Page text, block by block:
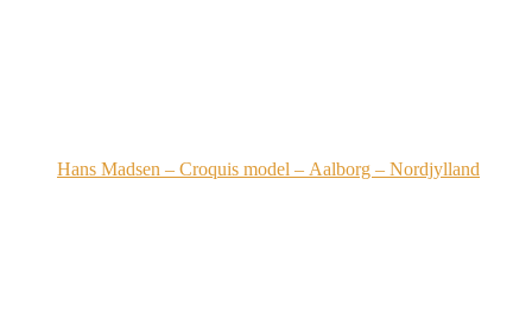
Hans Madsen – Croquis model – Aalborg – Nordjylland